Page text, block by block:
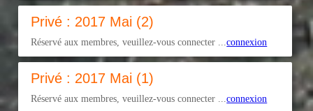
Privé : 2017 Mai (2)
Réservé aux membres, veuillez-vous connecter ...connexion
Privé : 2017 Mai (1)
Réservé aux membres, veuillez-vous connecter ...connexion